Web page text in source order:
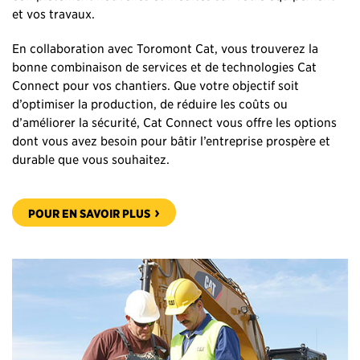
et vos travaux.
En collaboration avec Toromont Cat, vous trouverez la
bonne combinaison de services et de technologies Cat
Connect pour vos chantiers. Que votre objectif soit
d’optimiser la production, de réduire les coûts ou
d’améliorer la sécurité, Cat Connect vous offre les options
dont vous avez besoin pour bâtir l’entreprise prospère et
durable que vous souhaitez.
POUR EN SAVOIR PLUS